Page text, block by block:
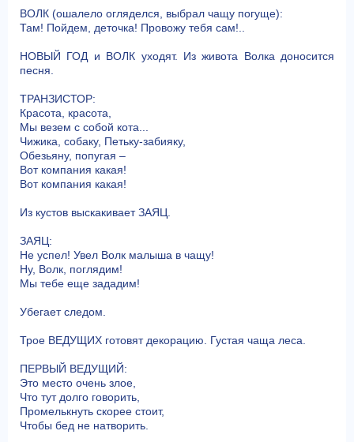
ВОЛК (ошалело огляделся, выбрал чащу погуще):
Там! Пойдем, деточка! Провожу тебя сам!..
НОВЫЙ ГОД и ВОЛК уходят. Из живота Волка доносится
песня.
ТРАНЗИСТОР:
Красота, красота,
Мы везем с собой кота...
Чижика, собаку, Петьку-забияку,
Обезьяну, попугая –
Вот компания какая!
Вот компания какая!
Из кустов выскакивает ЗАЯЦ.
ЗАЯЦ:
Не успел! Увел Волк малыша в чащу!
Ну, Волк, поглядим!
Мы тебе еще зададим!
Убегает следом.
Трое ВЕДУЩИХ готовят декорацию. Густая чаща леса.
ПЕРВЫЙ ВЕДУЩИЙ:
Это место очень злое,
Что тут долго говорить,
Промелькнуть скорее стоит,
Чтобы бед не натворить.